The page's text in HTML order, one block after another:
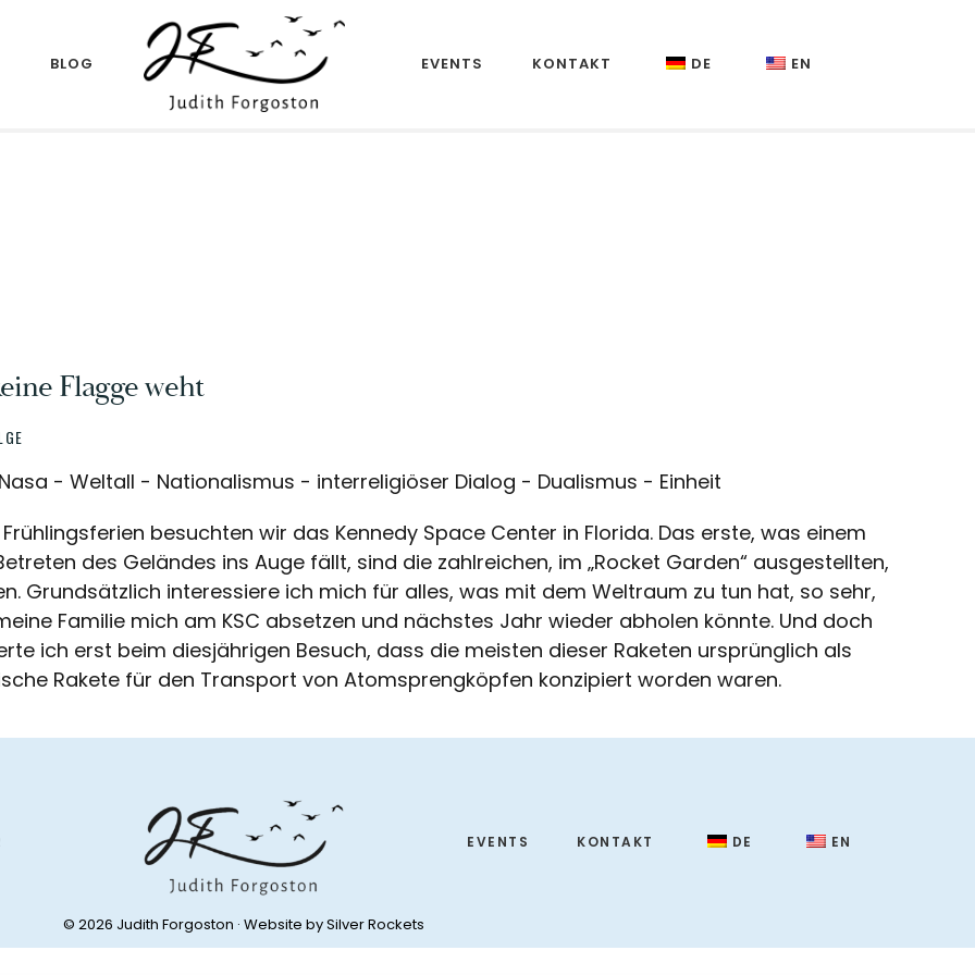
BLOG EVENTS KONTAKT DE EN
Flagge weht
- Weltall - Nationalismus - interreligiöser Dialog - Dualismus - Einheit
besuchten wir das Kennedy Space Center in Florida. Das erste, was einem
des Geländes ins Auge fällt, sind die zahlreichen, im „Rocket Garden“ ausgestellten,
Grundsätzlich interessiere ich mich für alles, was mit dem Weltraum zu tun hat, so sehr,
Familie mich am KSC absetzen und nächstes Jahr wieder abholen könnte. Und doch
ich erst beim diesjährigen Besuch, dass die meisten dieser Raketen ursprünglich als
Rakete für den Transport von Atomsprengköpfen konzipiert worden waren.
EVENTS KONTAKT DE EN
© 2026 Judith Forgoston · Website bySilver Rockets